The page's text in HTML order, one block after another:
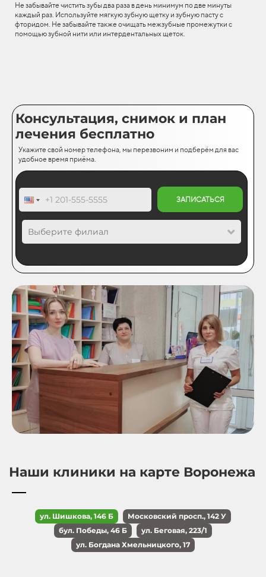
Не забывайте чистить зубы два раза в день минимум по две минуты
каждый раз. Используйте мягкую зубную щетку и зубную пасту с
фторидом. Не забывайте также очищать межзубные промежутки с
помощью зубной нити или интердентальных щеток.
Консультация, снимок и план
лечения бесплатно
Укажите свой номер телефона, мы перезвоним и подберём для вас
удобное время приёма.
ЗАПИСАТЬСЯ
Выберите филиал
Наши клиники на карте Воронежа
ул. Шишкова, 146 Б
Московский просп., 142 У
бул. Победы, 46 Б
ул. Беговая, 223/1
ул. Богдана Хмельницкого, 17